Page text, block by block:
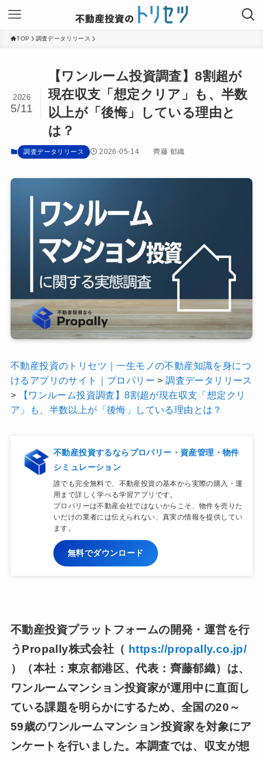
TOP 調査データリリース
【ワンルーム投資調査】8割超が
現在収支「想定クリア」も、半数
以上が「後悔」している理由と
は？
2026
5/11
調査データリリース 2026-05-14 齊藤 郁織
不動産投資のトリセツ｜一生モノの不動産知識を身につ
けるアプリのサイト｜プロパリー >調査データリリース
>
【ワンルーム投資調査】8割超が現在収支「想定クリ
ア」も、半数以上が「後悔」している理由とは？
不動産投資するならプロパリー・資産管理・物件
シミュレーション
誰でも完全無料で、不動産投資の基本から実際の購入・運
用まで詳しく学べる学習アプリです。
プロパリーは不動産会社ではないからこそ、物件を売りた
いだけの業者には伝えられない、真実の情報を提供してい
ます。
無料でダウンロード
不動産投資プラットフォームの開発・運営を行
うPropally株式会社（ https://propally.co.jp/
）（本社：東京都港区、代表：齊藤郁織）は、
ワンルームマンション投資家が運用中に直面し
ている課題を明らかにするため、全国の20～
59歳のワンルームマンション投資家を対象にア
ンケートを行いました。本調査では、収支が想